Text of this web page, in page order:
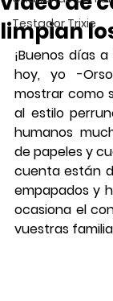
Testador Trixie
limpian
¡Buenos días
hoy, yo -
mostrar como
al estilo
humanos
de papeles y
cuenta están
empapados y
ocasiona el
vuestras